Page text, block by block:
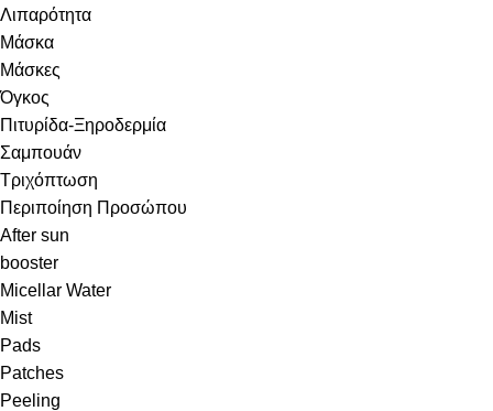
Λιπαρότητα
Μάσκα
Μάσκες
Όγκος
Πιτυρίδα-Ξηροδερμία
Σαμπουάν
Τριχόπτωση
Περιποίηση Προσώπου
After sun
booster
Micellar Water
Mist
Pads
Patches
Peeling